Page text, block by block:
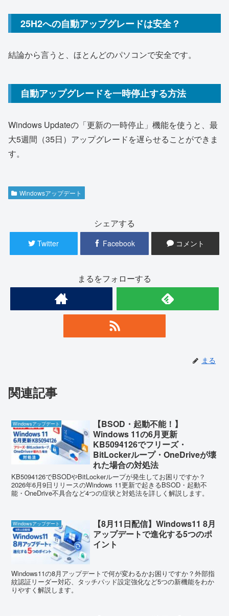
25H2への自動アップグレードは安全？
結論から言うと、ほとんどのパソコンで安全です。
自動アップグレードを一時停止する方法
Windows Updateの「更新の一時停止」機能を使うと、最
大5週間（35日）アップグレードを遅らせることができま
す。
Windowsアップデート
シェアする
Twitter Facebook コメント
まるをフォローする
まる
関連記事
Windowsアップデート
【BSOD・起動不能！】
Windows 11の6月更新
KB5094126でフリーズ・
BitLockerループ・OneDriveが壊
れた場合の対処法
KB5094126でBSODやBitLockerループが発生してお困りですか？
2026年6月9日リリースのWindows 11更新で起きるBSOD・起動不
能・OneDrive不具合など4つの症状と対処法を詳しく解説します。
Windowsアップデート
【8月11日配信】Windows11 8月
アップデートで進化する5つのポ
イント
Windows11の8月アップデートで何が変わるかお困りですか？外部指
紋認証リーダー対応、タッチパッド設定強化など5つの新機能をわか
りやすく解説します。